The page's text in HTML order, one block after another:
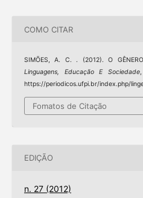
COMO CITAR
SIMÕES, A. C. . (2012). O
Linguagens, Educação E Sociedade
https://periodicos.ufpi.br/index.php/
Fomatos de Citação
EDIÇÃO
n. 27 (2012)